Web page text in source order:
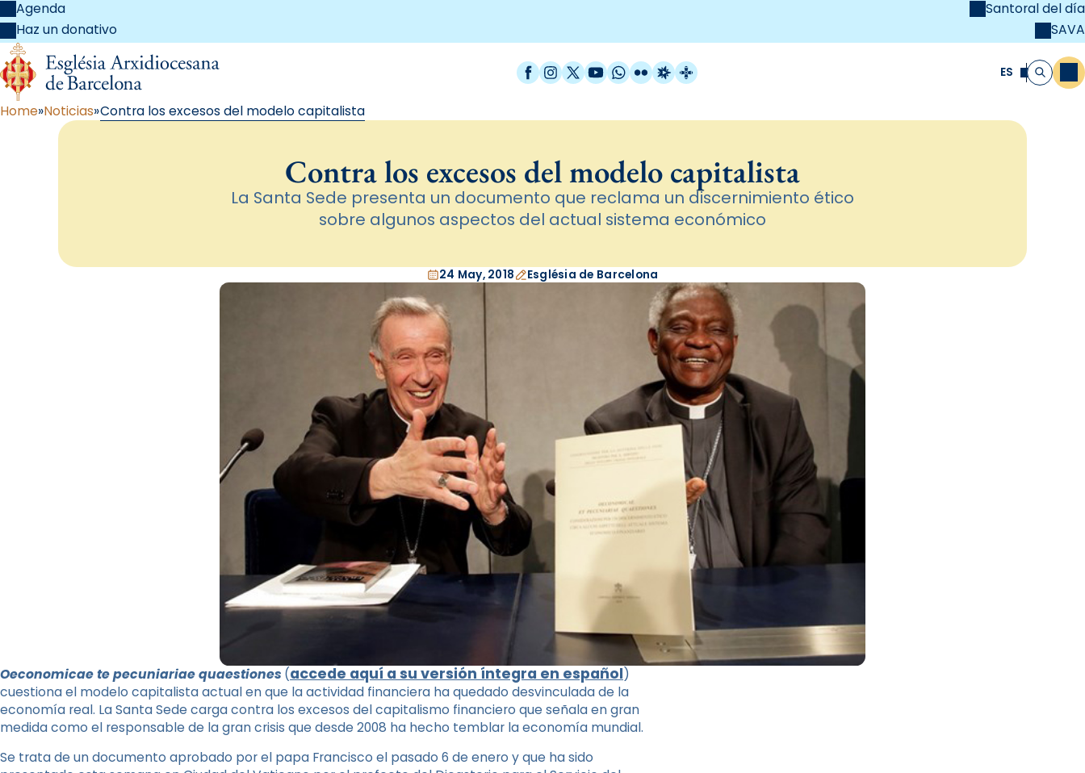
Agenda
Haz un donativo
Santoral del día
SAVA
Facebook
Instagram
X / Twitter
YouTube
WhatsApp
FlickrRadio Estel
Catalunya Cristiana ES Buscar
Home Noticias Contra los excesos del modelo capitalista
Contra los excesos del modelo capitalista
La Santa Sede presenta un documento que reclama un discernimiento ético
sobre algunos aspectos del actual sistema económico
24 May, 2018 Església de Barcelona
Oeconomicae te pecuniariae quaestiones (accede aquí a su versión íntegra en español)
cuestiona el modelo capitalista actual en que la actividad financiera ha quedado desvinculada de la
economía real. La Santa Sede carga contra los excesos del capitalismo financiero que señala en gran
medida como el responsable de la gran crisis que desde 2008 ha hecho temblar la economía mundial.
Se trata de un documento aprobado por el papa Francisco el pasado 6 de enero y que ha sido